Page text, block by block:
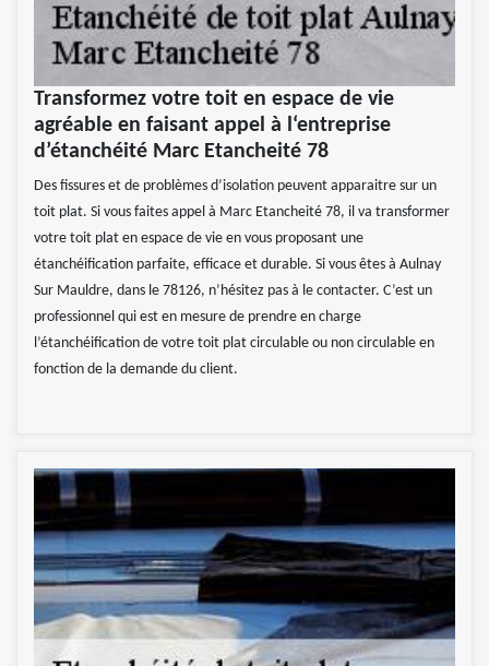
Transformez votre toit en espace de vie
agréable en faisant appel à l‘entreprise
d’étanchéité Marc Etancheité 78
Des fissures et de problèmes d’isolation peuvent apparaitre sur un
toit plat. Si vous faites appel à Marc Etancheité 78, il va transformer
votre toit plat en espace de vie en vous proposant une
étanchéification parfaite, efficace et durable. Si vous êtes à Aulnay
Sur Mauldre, dans le 78126, n’hésitez pas à le contacter. C’est un
professionnel qui est en mesure de prendre en charge
l’étanchéification de votre toit plat circulable ou non circulable en
fonction de la demande du client.